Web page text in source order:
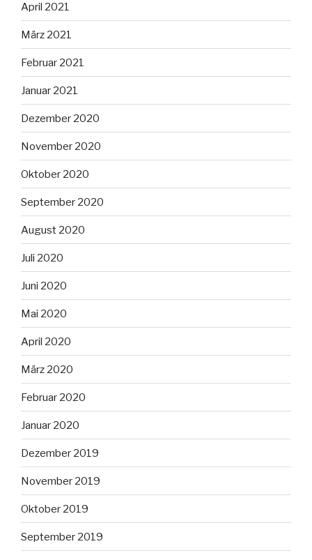
April 2021
März 2021
Februar 2021
Januar 2021
Dezember 2020
November 2020
Oktober 2020
September 2020
August 2020
Juli 2020
Juni 2020
Mai 2020
April 2020
März 2020
Februar 2020
Januar 2020
Dezember 2019
November 2019
Oktober 2019
September 2019